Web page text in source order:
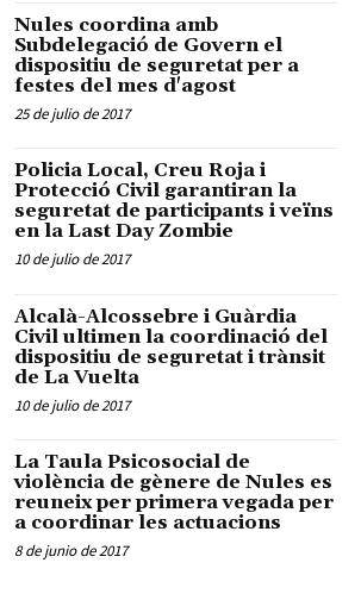
Nules coordina amb
Subdelegació de Govern el
dispositiu de seguretat per a
festes del mes d'agost
25 de julio de 2017
Policia Local, Creu Roja i
Protecció Civil garantiran la
seguretat de participants i veïns
en la Last Day Zombie
10 de julio de 2017
Alcalà-Alcossebre i Guàrdia
Civil ultimen la coordinació del
dispositiu de seguretat i trànsit
de La Vuelta
10 de julio de 2017
La Taula Psicosocial de
violència de gènere de Nules es
reuneix per primera vegada per
a coordinar les actuacions
8 de junio de 2017